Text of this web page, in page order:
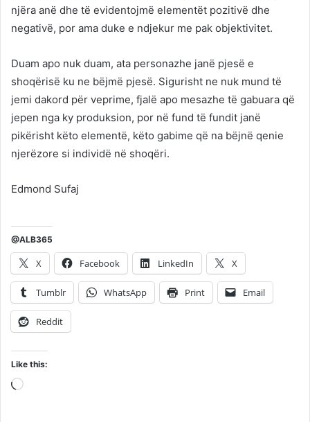
njëra anë dhe të evidentojmë elementët pozitivë dhe
negativë, por ama duke e ndjekur me pak objektivitet.
Duam apo nuk duam, ata personazhe janë pjesë e
shoqërisë ku ne bëjmë pjesë. Sigurisht ne nuk mund të
jemi dakord për veprime, fjalë apo mesazhe të gabuara që
jepen nga ky produksion, por në fund të fundit janë
pikërisht këto elementë, këto gabime që na bëjnë qenie
njerëzore si individë në shoqëri.
Edmond Sufaj
@ALB365
X Facebook LinkedIn X
Tumblr WhatsApp Print Email
Reddit
Like this:
Loading…